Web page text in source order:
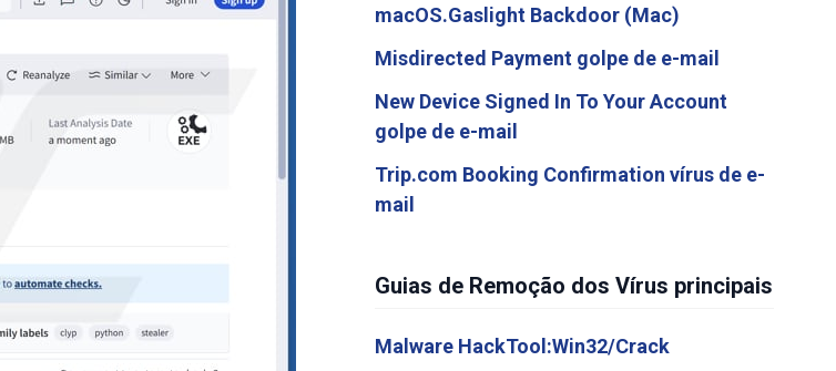
macOS.Gaslight Backdoor (Mac)
Misdirected Payment golpe de e-mail
New Device Signed In To Your Account
golpe de e-mail
Trip.com Booking Confirmation vírus de e-
mail
Guias de Remoção dos Vírus principais
Malware HackTool:Win32/Crack